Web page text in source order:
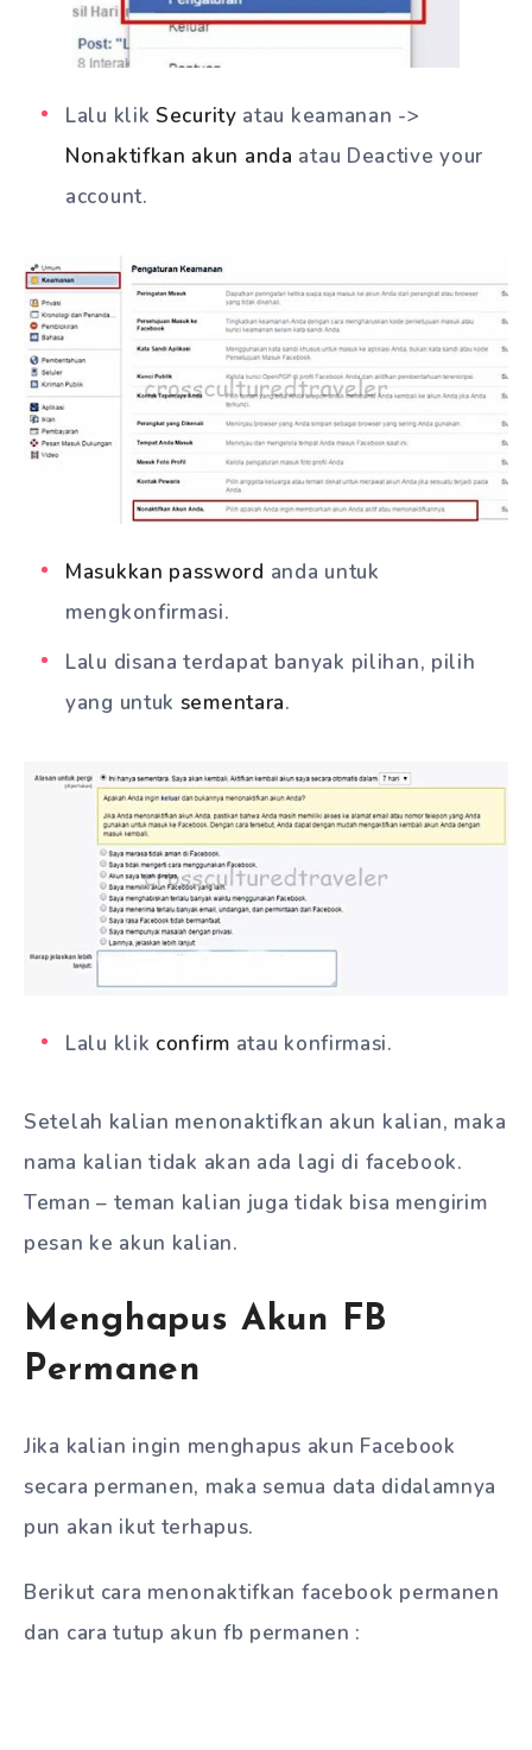
Lalu klik Security atau keamanan ->
Nonaktifkan akun anda atau Deactive your
account.
Masukkan password anda untuk
mengkonfirmasi.
Lalu disana terdapat banyak pilihan, pilih
yang untuk sementara.
Lalu klik confirm atau konfirmasi.
Setelah kalian menonaktifkan akun kalian, maka
nama kalian tidak akan ada lagi di facebook.
Teman – teman kalian juga tidak bisa mengirim
pesan ke akun kalian.
Menghapus Akun FB
Permanen
Jika kalian ingin menghapus akun Facebook
secara permanen, maka semua data didalamnya
pun akan ikut terhapus.
Berikut cara menonaktifkan facebook permanen
dan cara tutup akun fb permanen :